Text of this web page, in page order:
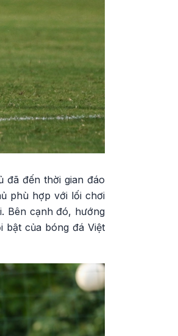
đã đến thời gian đáo
phù hợp với lối chơi
Bên cạnh đó, hướng
bật của bóng đá Việt